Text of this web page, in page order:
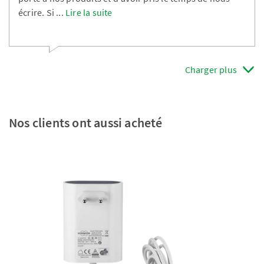
écrire. Si ... Lire la suite
Charger plus
Nos clients ont aussi acheté